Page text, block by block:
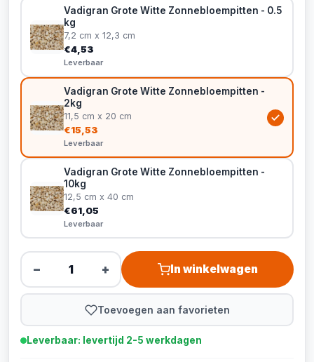
Vadigran Grote Witte Zonnebloempitten - 0.5
kg
7,2 cm x 12,3 cm
€4,53
Leverbaar
Vadigran Grote Witte Zonnebloempitten -
2kg
11,5 cm x 20 cm
€15,53
Leverbaar
Vadigran Grote Witte Zonnebloempitten -
10kg
12,5 cm x 40 cm
€61,05
Leverbaar
− + In winkelwagen
Toevoegen aan favorieten
Leverbaar: levertijd 2-5 werkdagen